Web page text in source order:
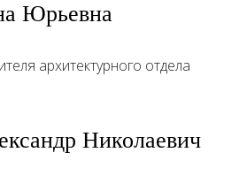
Юрьевна
архитектурного отдела
Николаевич